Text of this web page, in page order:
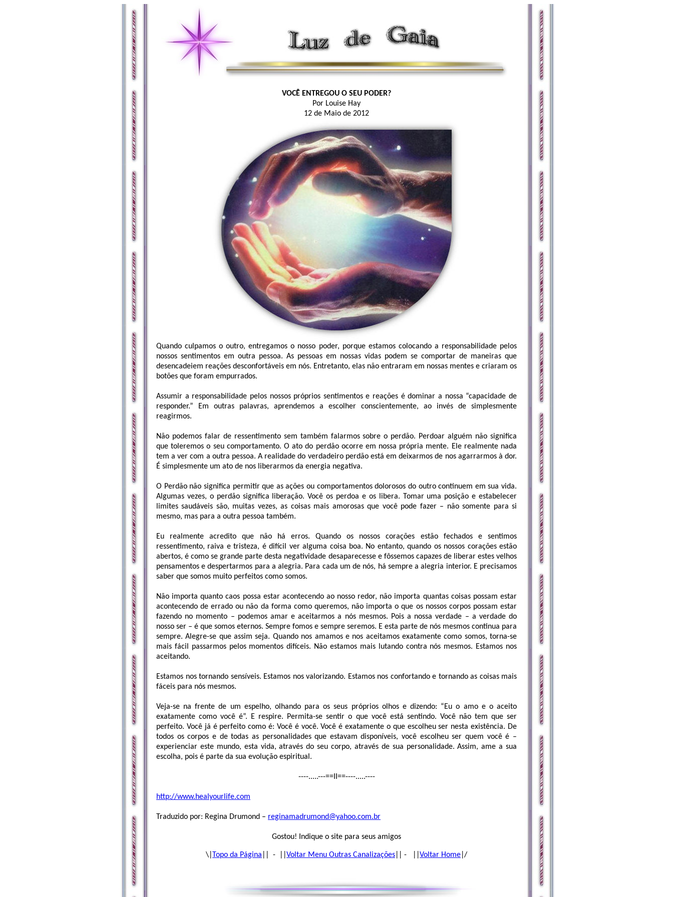
VOCÊ ENTREGOU O SEU PODER?
Por Louise Hay
12 de Maio de 2012
Quando culpamos o outro, entregamos o nosso poder, porque estamos colocando a responsabilidade pelos
nossos sentimentos em outra pessoa. As pessoas em nossas vidas podem se comportar de maneiras que
desencadeiem reações desconfortáveis em nós. Entretanto, elas não entraram em nossas mentes e criaram os
botões que foram empurrados.
Assumir a responsabilidade pelos nossos próprios sentimentos e reações é dominar a nossa “capacidade de
responder.” Em outras palavras, aprendemos a escolher conscientemente, ao invés de simplesmente
reagirmos.
Não podemos falar de ressentimento sem também falarmos sobre o perdão. Perdoar alguém não significa
que toleremos o seu comportamento. O ato do perdão ocorre em nossa própria mente. Ele realmente nada
tem a ver com a outra pessoa. A realidade do verdadeiro perdão está em deixarmos de nos agarrarmos à dor.
É simplesmente um ato de nos liberarmos da energia negativa.
O Perdão não significa permitir que as ações ou comportamentos dolorosos do outro continuem em sua vida.
Algumas vezes, o perdão significa liberação. Você os perdoa e os libera. Tomar uma posição e estabelecer
limites saudáveis são, muitas vezes, as coisas mais amorosas que você pode fazer – não somente para si
mesmo, mas para a outra pessoa também.
Eu realmente acredito que não há erros. Quando os nossos corações estão fechados e sentimos
ressentimento, raiva e tristeza, é difícil ver alguma coisa boa. No entanto, quando os nossos corações estão
abertos, é como se grande parte desta negatividade desaparecesse e fôssemos capazes de liberar estes velhos
pensamentos e despertarmos para a alegria. Para cada um de nós, há sempre a alegria interior. E precisamos
saber que somos muito perfeitos como somos.
Não importa quanto caos possa estar acontecendo ao nosso redor, não importa quantas coisas possam estar
acontecendo de errado ou não da forma como queremos, não importa o que os nossos corpos possam estar
fazendo no momento – podemos amar e aceitarmos a nós mesmos. Pois a nossa verdade – a verdade do
nosso ser – é que somos eternos. Sempre fomos e sempre seremos. E esta parte de nós mesmos continua para
sempre. Alegre-se que assim seja. Quando nos amamos e nos aceitamos exatamente como somos, torna-se
mais fácil passarmos pelos momentos difíceis. Não estamos mais lutando contra nós mesmos. Estamos nos
aceitando.
Estamos nos tornando sensíveis. Estamos nos valorizando. Estamos nos confortando e tornando as coisas mais
fáceis para nós mesmos.
Veja-se na frente de um espelho, olhando para os seus próprios olhos e dizendo: “Eu o amo e o aceito
exatamente como você é”. E respire. Permita-se sentir o que você está sentindo. Você não tem que ser
perfeito. Você já é perfeito como é: Você é você. Você é exatamente o que escolheu ser nesta existência. De
todos os corpos e de todas as personalidades que estavam disponíveis, você escolheu ser quem você é –
experienciar este mundo, esta vida, através do seu corpo, através de sua personalidade. Assim, ame a sua
escolha, pois é parte da sua evolução espiritual.
----.....---==II==----.....----
http://www.healyourlife.com
Traduzido por: Regina Drumond – reginamadrumond@yahoo.com.br
Gostou! Indique o site para seus amigos
\| Topo da Página || - || Voltar Menu Outras Canalizações || - || Voltar Home |/